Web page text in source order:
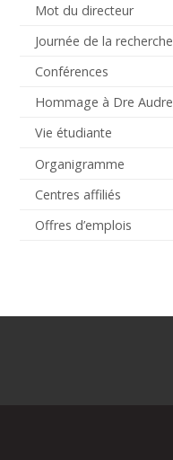
Mot du directeur
Journée de la
Conférences
Hommage à Dre
Vie étudiante
Organigramme
Centres affiliés
Offres d’emplois